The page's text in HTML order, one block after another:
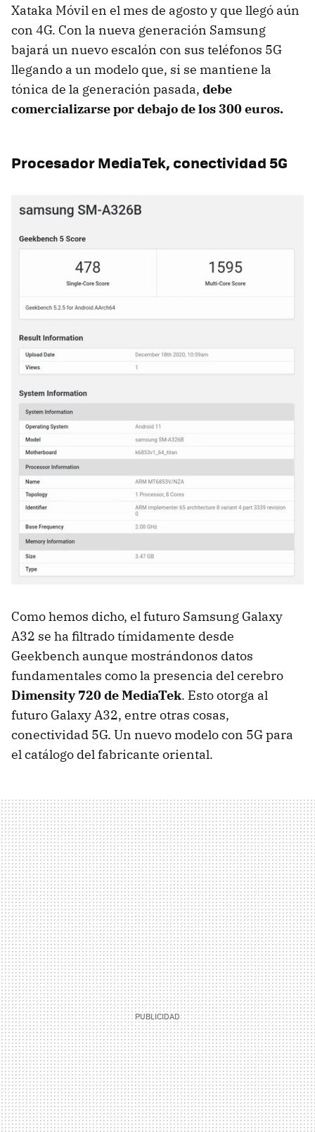
Xataka Móvil en el mes de agosto y que llegó aún
con 4G. Con la nueva generación Samsung
bajará un nuevo escalón con sus teléfonos 5G
llegando a un modelo que, si se mantiene la
tónica de la generación pasada, debe
comercializarse por debajo de los 300 euros.
Procesador MediaTek, conectividad 5G
Como hemos dicho, el futuro Samsung Galaxy
A32 se ha filtrado tímidamente desde
Geekbench aunque mostrándonos datos
fundamentales como la presencia del cerebro
Dimensity 720 de MediaTek. Esto otorga al
futuro Galaxy A32, entre otras cosas,
conectividad 5G. Un nuevo modelo con 5G para
el catálogo del fabricante oriental.